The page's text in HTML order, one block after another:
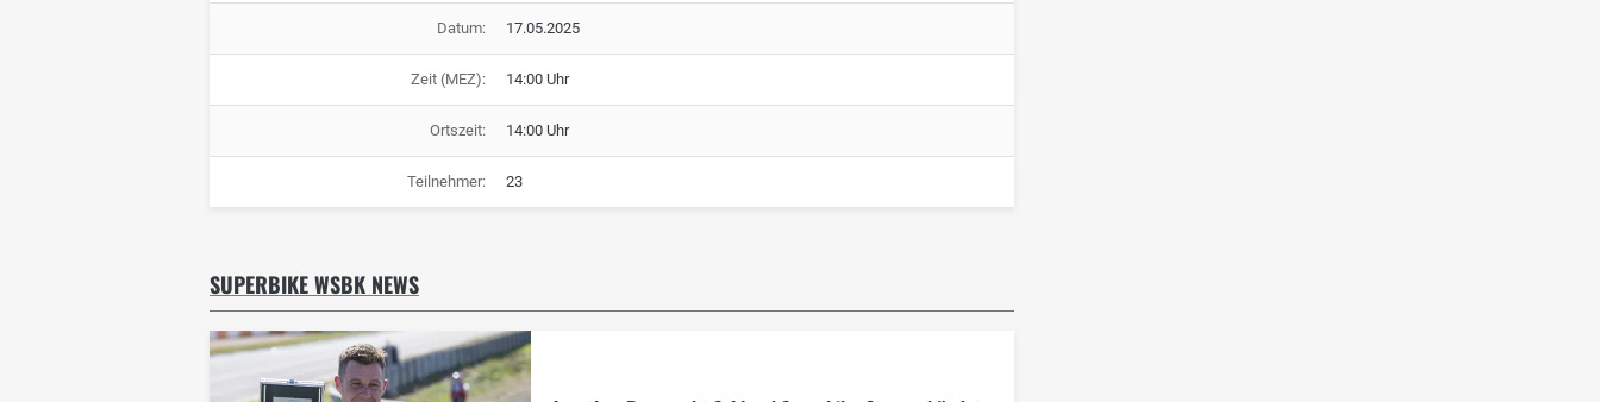
Datum: 17.05.2025
Zeit (MEZ): 14:00 Uhr
Ortszeit: 14:00 Uhr
Teilnehmer: 23
SUPERBIKE WSBK NEWS